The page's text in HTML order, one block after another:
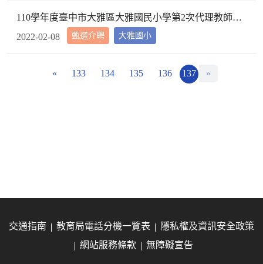
甄選介聘
110學年度臺中市大雅區大雅國民小學第2次代理教師甄選第2次招考結果公告
大雅國小
2022-02-08
« 133 134 135 136 137 »
交通指南 教育局電話分機一覽表
隱私權及資訊安全政策
網站服務條款
無障礙宣告